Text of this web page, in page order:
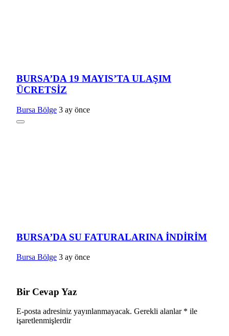
BURSA’DA 19 MAYIS’TA ULAŞIM
ÜCRETSİZ
Bursa Bölge 3 ay önce
BURSA’DA SU FATURALARINA İNDİRİM
Bursa Bölge 3 ay önce
Bir Cevap Yaz
E-posta adresiniz yayınlanmayacak. Gerekli alanlar * ile
işaretlenmişlerdir